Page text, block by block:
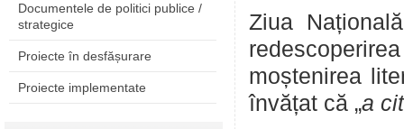
Documentele de politici publice /
strategice
Proiecte în desfășurare
Proiecte implementate
Ziua
moștenirea
învățat că „a